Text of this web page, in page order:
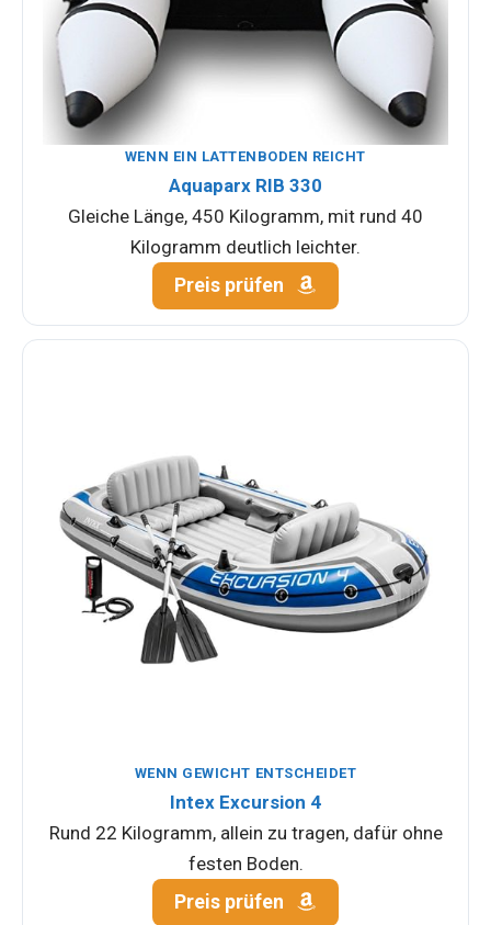
WENN EIN LATTENBODEN REICHT
Aquaparx RIB 330
Gleiche Länge, 450 Kilogramm, mit rund 40
Kilogramm deutlich leichter.
Preis prüfen
WENN GEWICHT ENTSCHEIDET
Intex Excursion 4
Rund 22 Kilogramm, allein zu tragen, dafür ohne
festen Boden.
Preis prüfen